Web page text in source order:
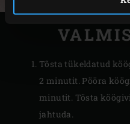
Tõsta tükeldatud
2 minutit. Pööra
minutit. Tõsta
jahtuda.